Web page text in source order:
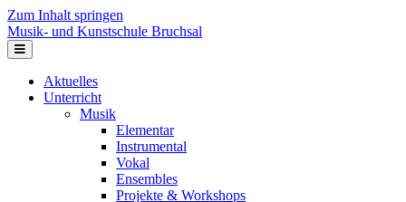
Zum Inhalt springen
Musik- und Kunstschule Bruchsal
Navigation
Aktuelles
Unterricht
Musik
Elementar
Instrumental
Vokal
Ensembles
Projekte & Workshops